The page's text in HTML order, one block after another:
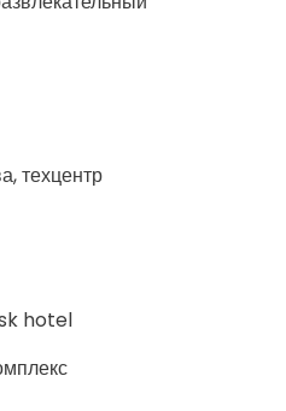
техцентр
hotel